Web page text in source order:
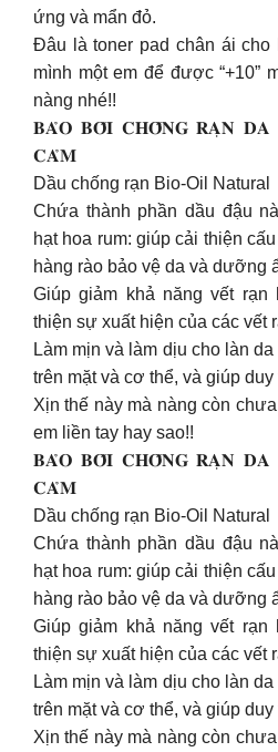
ứng và mẩn đỏ.
Đâu là toner pad chân ái cho
mình một em để được “+10”
nàng nhé!!
𝐁𝐀̉𝐎 𝐁𝐎̂́𝐈 𝐂𝐇𝐎̂́𝐍𝐆 𝐑𝐀̣𝐍
𝐂𝐀̉𝐌
Dầu chống rạn Bio-Oil Natural
Chứa thành phần dầu đậu
hạt hoa rum: giúp cải thiện
hàng rào bảo vệ da và dưỡng
Giúp giảm khả năng vết rạn
thiện sự xuất hiện của các vết
Làm mịn và làm dịu cho làn
trên mặt và cơ thể, và giúp duy
Xịn thế này mà nàng còn
em liền tay hay sao!!
𝐁𝐀̉𝐎 𝐁𝐎̂́𝐈 𝐂𝐇𝐎̂́𝐍𝐆 𝐑𝐀̣𝐍
𝐂𝐀̉𝐌
Dầu chống rạn Bio-Oil Natural
Chứa thành phần dầu đậu
hạt hoa rum: giúp cải thiện
hàng rào bảo vệ da và dưỡng
Giúp giảm khả năng vết rạn
thiện sự xuất hiện của các vết
Làm mịn và làm dịu cho làn
trên mặt và cơ thể, và giúp duy
Xịn thế này mà nàng còn